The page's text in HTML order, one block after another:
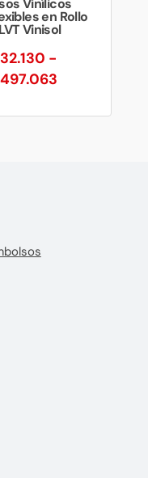
en Rollo
Vinisol
32.130 -
497.063
precios: